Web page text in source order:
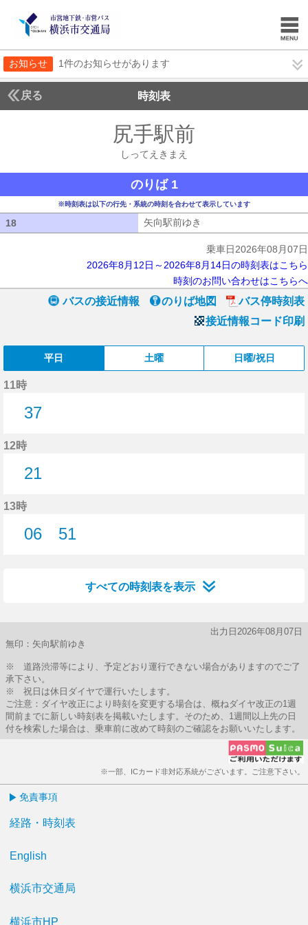
お知らせ 1件のお知らせがあります
戻る 時刻表
尻手駅前
しってえきまえ
のりば 1
※時刻表は以下の行先・系統の時刻を合わせて表示しています
18 矢向駅前ゆき
乗車日2026年08月07日
2026年8月12日～2026年8月14日の時刻表はこちら
時刻のお問い合わせはこちらへ
バスの接近情報 のりば地図
バス停時刻表
接近情報コード印刷
平日 土曜 日曜/祝日
11時
37
12時
21
13時
06
51
すべての時刻表を表示
出力日2026年08月07日
無印：矢向駅前ゆき
※ 道路渋滞等により、予定どおり運行できない場合がありますのでご了
承下さい。
※ 祝日は休日ダイヤで運行いたします。
ご注意：ダイヤ改正により時刻を変更する場合は、概ねダイヤ改正の1週
間前までに新しい時刻表を掲載いたします。そのため、1週間以上先の日
付を検索した場合は、乗車前に改めて時刻のご確認をお願いいたします。
※一部、ICカード非対応系統がございます。ご注意下さい。
免責事項
経路・時刻表
English
横浜市交通局
横浜市HP